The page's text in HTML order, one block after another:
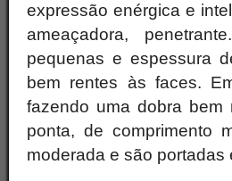
expressão enérgica e
ameaçadora,
pequenas e espessura
bem rentes às faces.
fazendo uma dobra bem
ponta, de comprimento
moderada e são portadas